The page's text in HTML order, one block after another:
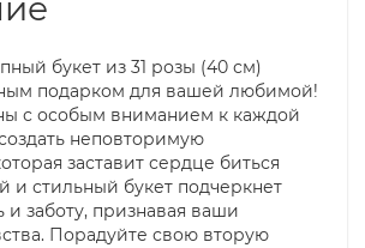
букет из 31 розы (40 см)
подарком для вашей любимой!
с особым вниманием к каждой
неповторимую
заставит сердце биться
и стильный букет подчеркнет
и заботу, признавая ваши
Порадуйте свою вторую